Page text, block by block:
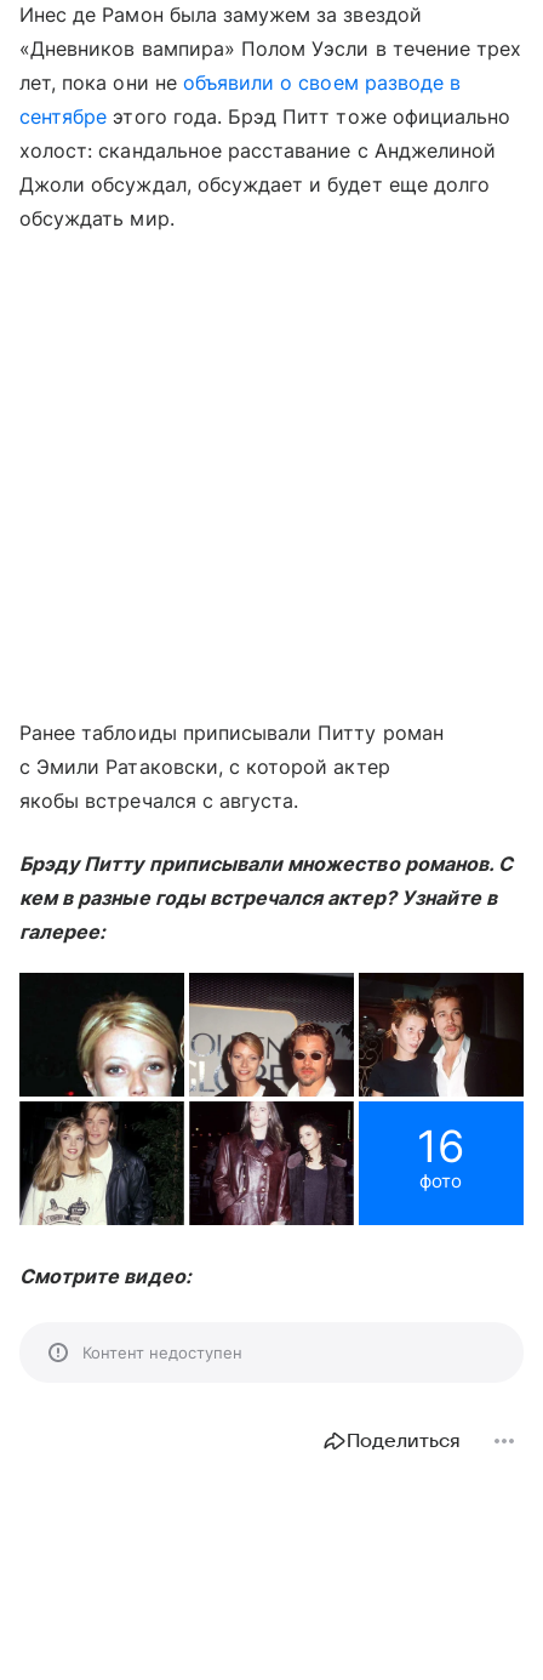
Инес де Рамон была замужем за звездой
«Дневников вампира» Полом Уэсли в течение трех
лет, пока они не объявили о своем разводе в
сентябре этого года. Брэд Питт тоже официально
холост: скандальное расставание с Анджелиной
Джоли обсуждал, обсуждает и будет еще долго
обсуждать мир.
Ранее таблоиды приписывали Питту роман
с Эмили Ратаковски, с которой актер
якобы встречался с августа.
Брэду Питту приписывали множество романов. С
кем в разные годы встречался актер? Узнайте в
галерее:
16
фото
Смотрите видео:
Контент недоступен
Поделиться